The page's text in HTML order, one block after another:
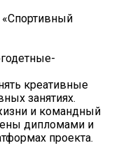
креативные
занятиях.
и командный
дипломами и
проекта.